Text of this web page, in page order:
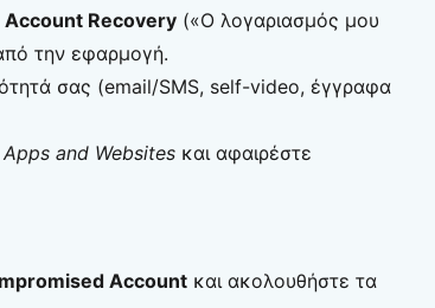
Account Recovery(«Ο λογαριασμός μου
την εφαρμογή.
σας (email/SMS, self-video, έγγραφα
Apps and Websitesκαι αφαιρέστε
Accountκαι ακολουθήστε τα